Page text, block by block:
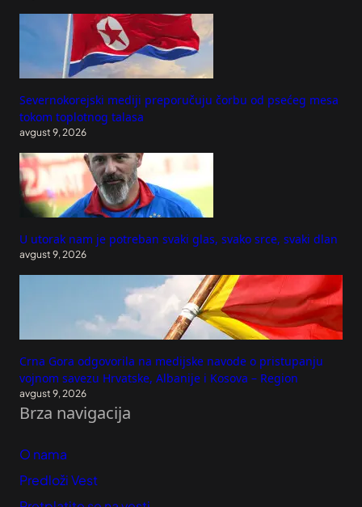
Severnokorejski mediji preporučuju čorbu od psećeg mesa
tokom toplotnog talasa
avgust 9, 2026
U utorak nam je potreban svaki glas, svako srce, svaki dlan
avgust 9, 2026
Crna Gora odgovorila na medijske navode o pristupanju
vojnom savezu Hrvatske, Albanije i Kosova – Region
avgust 9, 2026
Brza navigacija
O nama
Predloži Vest